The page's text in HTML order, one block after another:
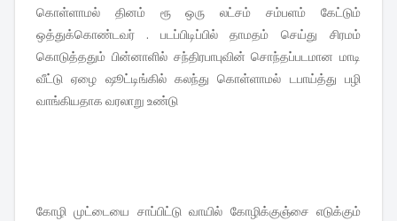
கொள்ளாமல் தினம் ரூ ஒரு லட்சம் சம்பளம் கேட்டும்
ஒத்துக்கொண்டவர் . படப்பிடிப்பில் தாமதம் செய்து சிரமம்
கொடுத்ததும் பின்னாளில் சந்திரபாபுவின் சொந்தப்படமான மாடி
வீட்டு ஏழை ஷூட்டிங்கில் கலந்து கொள்ளாமல் டபாய்த்து பழி
வாங்கியதாக வரலாறு உண்டு
கோழி முட்டையை சாப்பிட்டு வாயில் கோழிக்குஞ்சை எடுக்கும்